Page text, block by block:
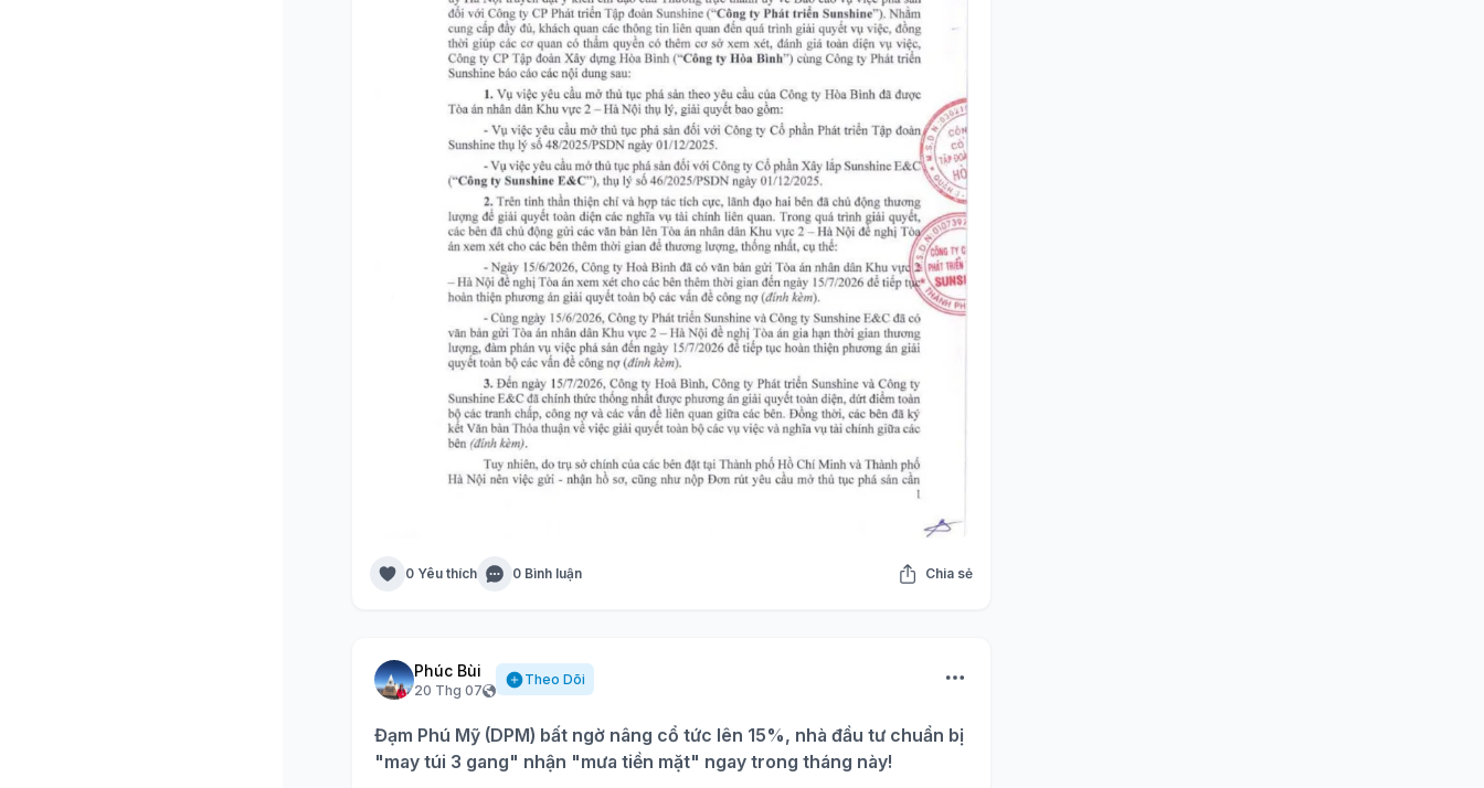
0 Yêu thích 0 Bình luận Chia sẻ
Phúc Bùi
20 Thg 07
Theo Dõi
Đạm Phú Mỹ (DPM) bất ngờ nâng cổ tức lên 15%, nhà đầu tư chuẩn bị
"may túi 3 gang" nhận "mưa tiền mặt" ngay trong tháng này!